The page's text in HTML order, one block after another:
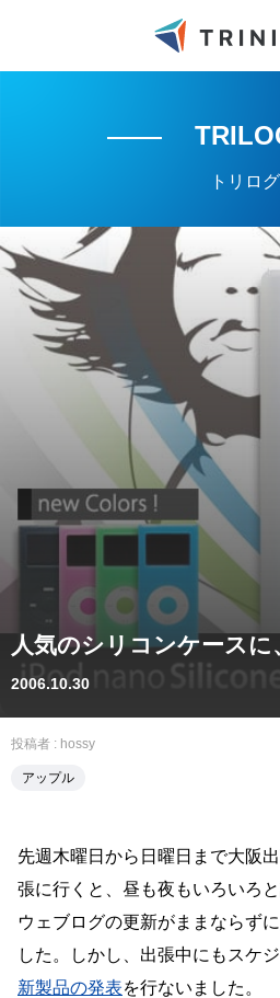
トリログ
人気のシリコンケース
2006.10.30
投稿者 : hossy
アップル
先週木曜日から日曜日まで大阪
張に行くと、昼も夜もいろいろ
ウェブログの更新がままならず
した。しかし、出張中にもスケ
新製品の発表を行ないました。